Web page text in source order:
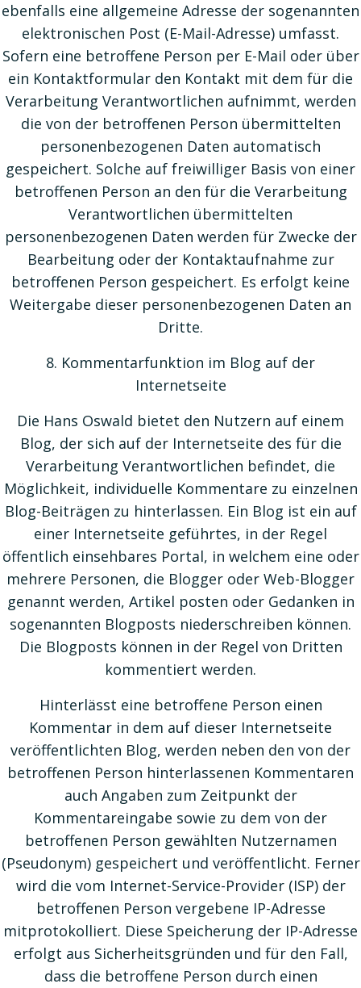
ebenfalls eine allgemeine Adresse der sogenannten
elektronischen Post (E-Mail-Adresse) umfasst.
Sofern eine betroffene Person per E-Mail oder über
ein Kontaktformular den Kontakt mit dem für die
Verarbeitung Verantwortlichen aufnimmt, werden
die von der betroffenen Person übermittelten
personenbezogenen Daten automatisch
gespeichert. Solche auf freiwilliger Basis von einer
betroffenen Person an den für die Verarbeitung
Verantwortlichen übermittelten
personenbezogenen Daten werden für Zwecke der
Bearbeitung oder der Kontaktaufnahme zur
betroffenen Person gespeichert. Es erfolgt keine
Weitergabe dieser personenbezogenen Daten an
Dritte.
8. Kommentarfunktion im Blog auf der
Internetseite
Die Hans Oswald bietet den Nutzern auf einem
Blog, der sich auf der Internetseite des für die
Verarbeitung Verantwortlichen befindet, die
Möglichkeit, individuelle Kommentare zu einzelnen
Blog-Beiträgen zu hinterlassen. Ein Blog ist ein auf
einer Internetseite geführtes, in der Regel
öffentlich einsehbares Portal, in welchem eine oder
mehrere Personen, die Blogger oder Web-Blogger
genannt werden, Artikel posten oder Gedanken in
sogenannten Blogposts niederschreiben können.
Die Blogposts können in der Regel von Dritten
kommentiert werden.
Hinterlässt eine betroffene Person einen
Kommentar in dem auf dieser Internetseite
veröffentlichten Blog, werden neben den von der
betroffenen Person hinterlassenen Kommentaren
auch Angaben zum Zeitpunkt der
Kommentareingabe sowie zu dem von der
betroffenen Person gewählten Nutzernamen
(Pseudonym) gespeichert und veröffentlicht. Ferner
wird die vom Internet-Service-Provider (ISP) der
betroffenen Person vergebene IP-Adresse
mitprotokolliert. Diese Speicherung der IP-Adresse
erfolgt aus Sicherheitsgründen und für den Fall,
dass die betroffene Person durch einen